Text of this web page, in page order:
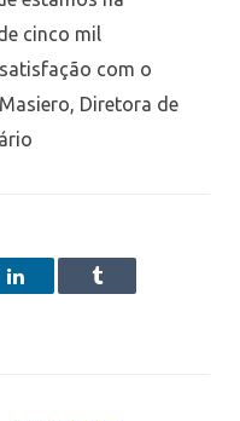
cinco mil
com o
Diretora de
LinkedIn Tumblr